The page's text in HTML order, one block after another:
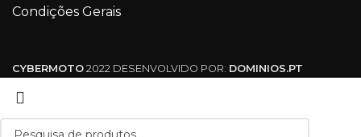
Condições Gerais
CYBERMOTO 2022 DESENVOLVIDO POR: DOMINIOS.PT